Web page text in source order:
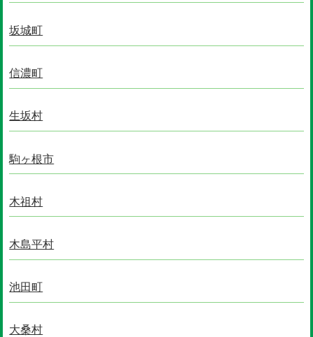
坂城町
信濃町
生坂村
駒ヶ根市
木祖村
木島平村
池田町
大桑村